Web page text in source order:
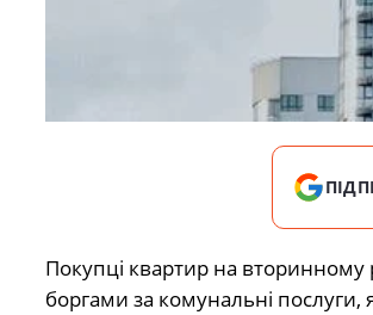
Покупці квартир на
боргами за комунальні послуги,